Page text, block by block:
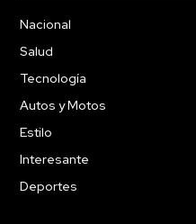
Nacional
Salud
Tecnología
Autos y Motos
Estilo
Interesante
Deportes